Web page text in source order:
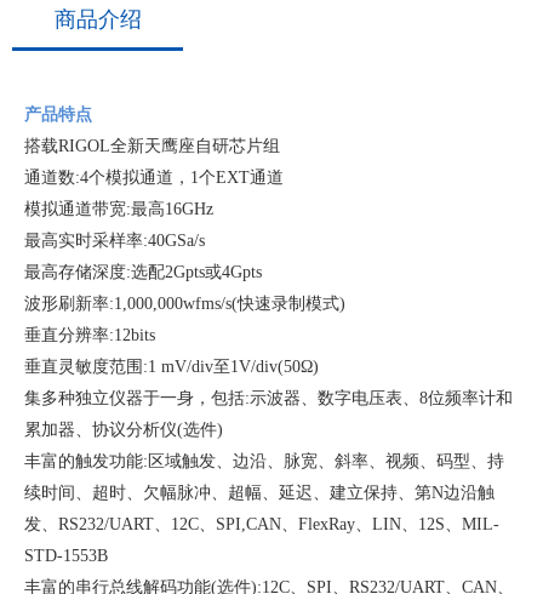
商品介绍
产品特点
搭载RIGOL全新天鹰座自研芯片组
通道数:4个模拟通道，1个EXT通道
模拟通道带宽:最高16GHz
最高实时采样率:40GSa/s
最高存储深度:选配2Gpts或4Gpts
波形刷新率:1,000,000wfms/s(快速录制模式)
垂直分辨率:12bits
垂直灵敏度范围:1 mV/div至1V/div(50Ω)
集多种独立仪器于一身，包括:示波器、数字电压表、8位频率计和
累加器、协议分析仪(选件)
丰富的触发功能:区域触发、边沿、脉宽、斜率、视频、码型、持
续时间、超时、欠幅脉冲、超幅、延迟、建立保持、第N边沿触
发、RS232/UART、12C、SPI,CAN、FlexRay、LIN、12S、MIL-
STD-1553B
丰富的串行总线解码功能(选件):12C、SPI、RS232/UART、CAN、